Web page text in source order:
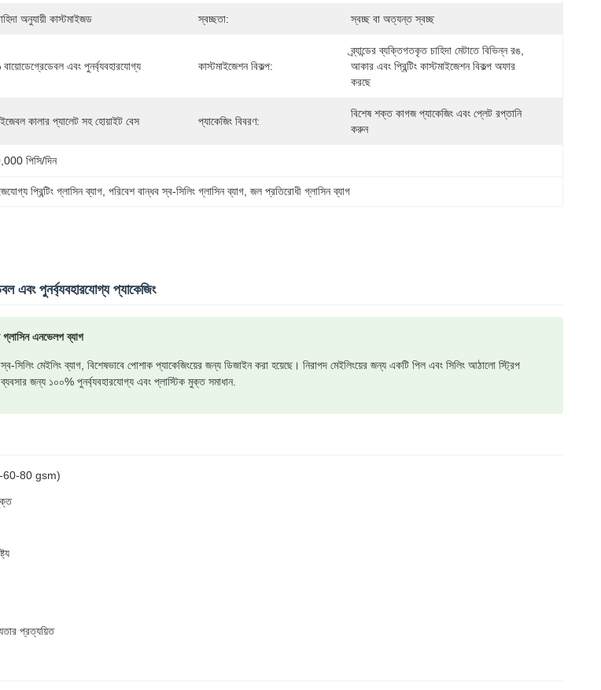
অনুযায়ী কাস্টমাইজড স্বচ্ছতা: স্বচ্ছ বা অত্যন্ত স্বচ্ছ
এবং পুনর্ব্যবহারযোগ্য কাস্টমাইজেশন বিকল্প:
ব্র্যান্ডের ব্যক্তিগতকৃত চাহিদা মেটাতে বিভিন্ন রঙ,
আকার এবং প্রিন্টিং কাস্টমাইজেশন বিকল্প অফার
করছে
কালার প্যালেট সহ হোয়াইট বেস প্যাকেজিং বিবরণ:
বিশেষ শক্ত কাগজ প্যাকেজিং এবং প্লেট রপ্তানি
করুন
পিসি/দিন
প্রিন্টিং গ্লাসিন ব্যাগ , পরিবেশ বান্ধব স্ব-সিলিং গ্লাসিন ব্যাগ , জল প্রতিরোধী গ্লাসিন ব্যাগ
এবং পুনর্ব্যবহারযোগ্য প্যাকেজিং
গ্লাসিন এনভেলপ ব্যাগ
সিলিং মেইলিং ব্যাগ, বিশেষভাবে পোশাক প্যাকেজিংয়ের জন্য ডিজাইন করা হয়েছে। নিরাপদ মেইলিংয়ের জন্য একটি পিল এবং সিলিং আঠালো স্ট্রিপ
জন্য ১০০% পুনর্ব্যবহারযোগ্য এবং প্লাস্টিক মুক্ত সমাধান.
60-80 gsm)
প্রত্যয়িত